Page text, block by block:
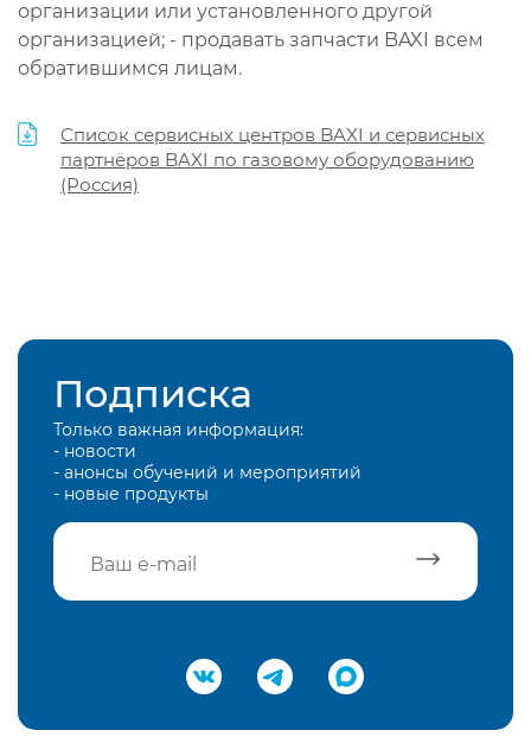
организации или установленного другой
организацией; - продавать запчасти BAXI всем
обратившимся лицам.
Список сервисных центров BAXI и сервисных
партнёров BAXI по газовому оборудованию
(Россия)
Подписка
Только важная информация:
- новости
- анонсы обучений и мероприятий
- новые продукты
Подтвердить e-mail